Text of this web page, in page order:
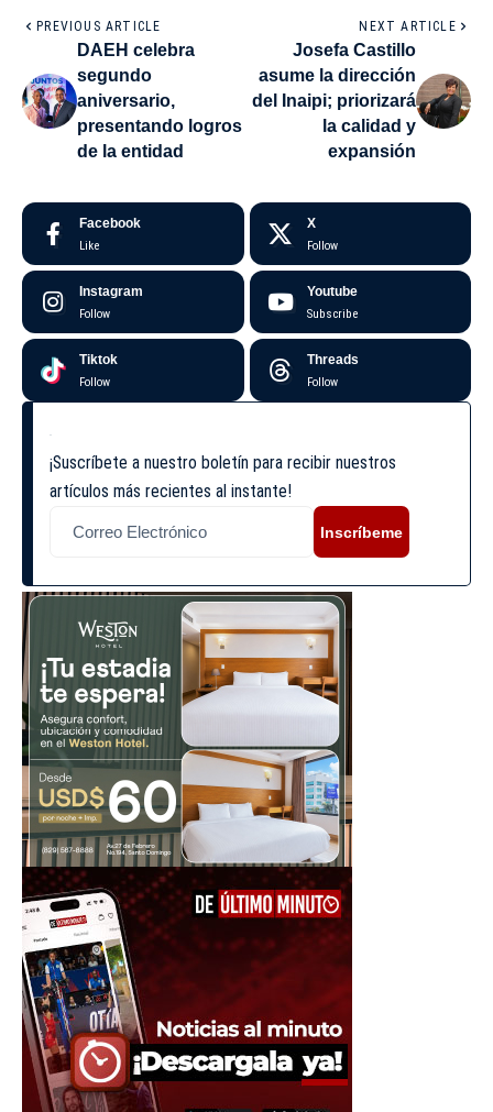
PREVIOUS ARTICLE
DAEH celebra
segundo
aniversario,
presentando logros
de la entidad
NEXT ARTICLE
Josefa Castillo
asume la dirección
del Inaipi; priorizará
la calidad y
expansión
Facebook
Like
X
Follow
Instagram
Follow
Youtube
Subscribe
Tiktok
Follow
Threads
Follow
¡Suscríbete a nuestro boletín para recibir nuestros
artículos más recientes al instante!
Inscríbeme